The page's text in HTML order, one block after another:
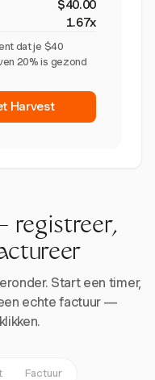
$40.00
1.67x
dat je $40
20% is gezond
Harvest
registreer,
Start een timer,
echte factuur —
Factuur